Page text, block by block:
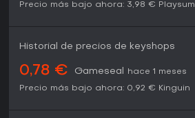
Precio más bajo ahora: 3,98 € Playsum
Historial de precios de keyshops
0,78 € Gameseal
hace 1 meses
Precio más bajo ahora: 0,92 € Kinguin